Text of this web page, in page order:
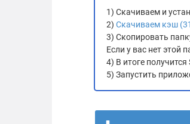
1) Скачиваем и
2) Скачиваем кэш
3) Скопировать
Если у вас нет этой
4) В итоге
5) Запустить